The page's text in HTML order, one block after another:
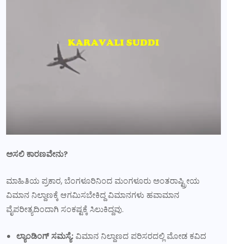
ಅಸಲಿ ಕಾರಣವೇನು?
ಮಾಹಿತಿಯ ಪ್ರಕಾರ, ಬೆಂಗಳೂರಿನಿಂದ ಮಂಗಳೂರು ಅಂತರಾಷ್ಟ್ರೀಯ
ವಿಮಾನ ನಿಲ್ದಾಣಕ್ಕೆ ಆಗಮಿಸಬೇಕಿದ್ದ ವಿಮಾನಗಳು ಹವಾಮಾನ
ವೈಪರೀತ್ಯದಿಂದಾಗಿ ಸಂಕಷ್ಟಕ್ಕೆ ಸಿಲುಕಿದ್ದವು.
ಲ್ಯಾಂಡಿಂಗ್ ಸಮಸ್ಯೆ:ವಿಮಾನ ನಿಲ್ದಾಣದ ಪರಿಸರದಲ್ಲಿ ಮೋಡ ಕವಿದ